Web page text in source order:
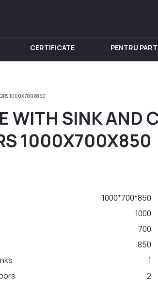
CERTIFICATE PENTRU
Aparat de distilat
1000X700X850
WITH SINK AND
1000X700X850
1000*700*850
1000
700
850
1
2